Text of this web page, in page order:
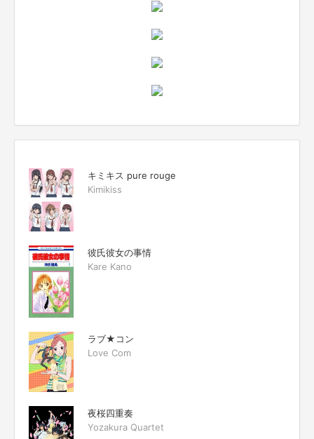
キミキス pure rouge
Kimikiss
彼氏彼女の事情
Kare Kano
ラブ★コン
Love Com
夜桜四重奏
Yozakura Quartet